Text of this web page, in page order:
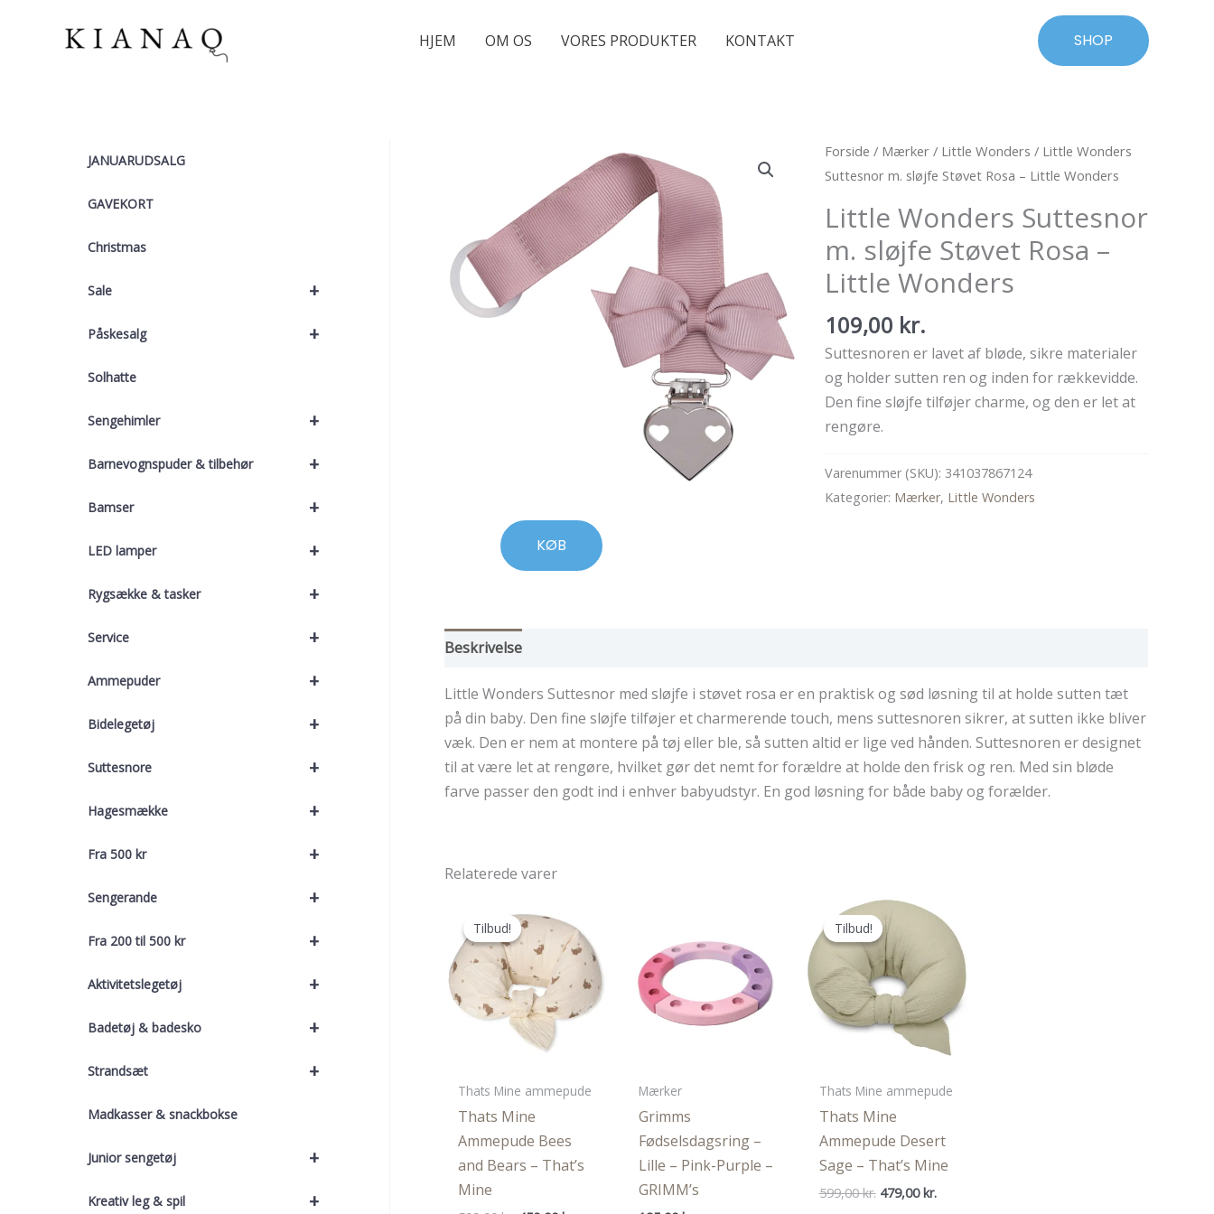
HJEM OM OS VORES PRODUKTER KONTAKT SHOP
JANUARUDSALG
GAVEKORT
Christmas
+
Sale
+
Påskesalg
Solhatte
+
Sengehimler
+
Barnevognspuder & tilbehør
+
Bamser
+
LED lamper
+
Rygsække & tasker
+
Service
+
Ammepuder
+
Bidelegetøj
+
Suttesnore
+
Hagesmække
+
Fra 500 kr
+
Sengerande
+
Fra 200 til 500 kr
+
Aktivitetslegetøj
+
Badetøj & badesko
+
Strandsæt
Madkasser & snackbokse
+
Junior sengetøj
+
Kreativ leg & spil
Forside / Mærker/ Little Wonders / Little Wonders
Suttesnor m. sløjfe Støvet Rosa – Little Wonders
Little Wonders Suttesnor
m. sløjfe Støvet Rosa –
Little Wonders
109,00 kr.
Suttesnoren er lavet af bløde, sikre materialer
og holder sutten ren og inden for rækkevidde.
Den fine sløjfe tilføjer charme, og den er let at
rengøre.
Varenummer (SKU): 341037867124
Kategorier: Mærker, Little Wonders
KØB
Beskrivelse
Little Wonders Suttesnor med sløjfe i støvet rosa er en praktisk og sød løsning til at holde sutten tæt
på din baby. Den fine sløjfe tilføjer et charmerende touch, mens suttesnoren sikrer, at sutten ikke bliver
væk. Den er nem at montere på tøj eller ble, så sutten altid er lige ved hånden. Suttesnoren er designet
til at være let at rengøre, hvilket gør det nemt for forældre at holde den frisk og ren. Med sin bløde
farve passer den godt ind i enhver babyudstyr. En god løsning for både baby og forælder.
Relaterede varer
Tilbud!
Tilbud!
Thats Mine ammepude
Thats Mine
Ammepude Bees
and Bears – That’s
Mine
Mærker
Grimms
Fødselsdagsring –
Lille – Pink-Purple –
GRIMM’s
Tilbud!
Tilbud!
Thats Mine ammepude
Thats Mine
Ammepude Desert
Sage – That’s Mine
599,00kr. Den
479,00kr.Den